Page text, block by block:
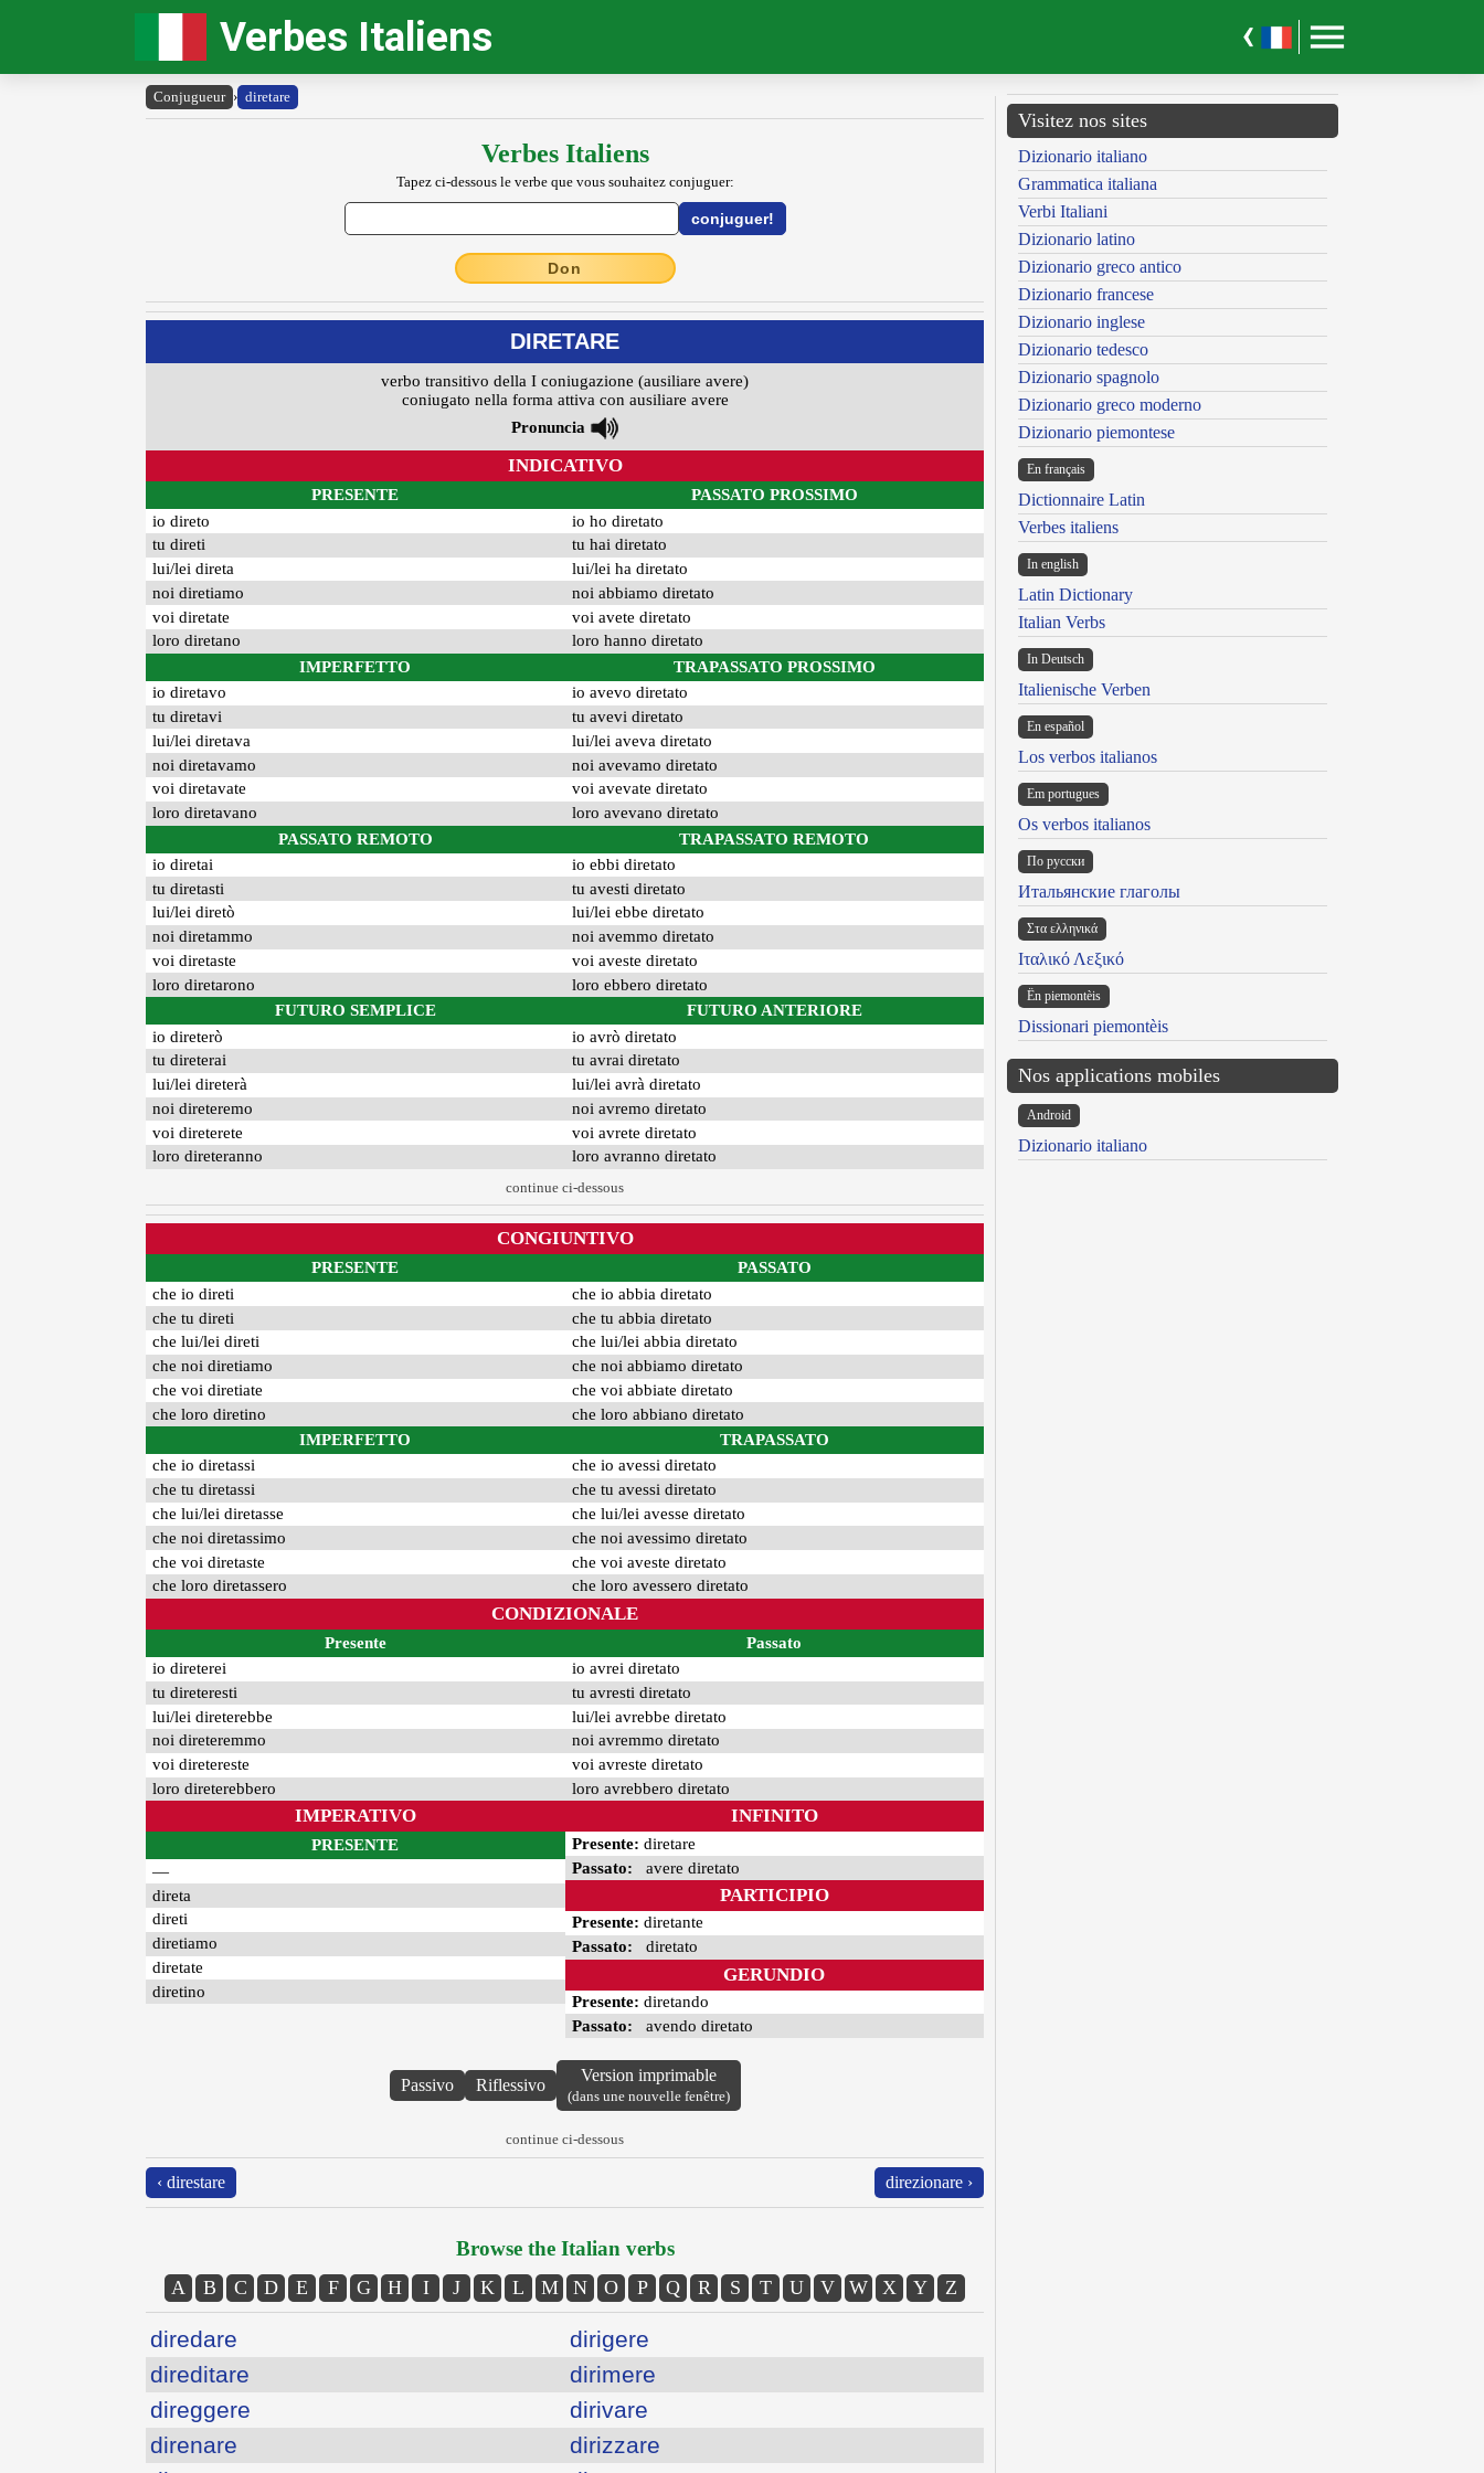
Verbes Italiens
Conjugueur › diretare
Verbes Italiens
Tapez ci-dessous le verbe que vous souhaitez conjuguer:
Don
DIRETARE
verbo transitivo della I coniugazione (ausiliare avere)
coniugato nella forma attiva con ausiliare avere
Pronuncia
INDICATIVO
PRESENTE
io direto
tu direti
lui/lei direta
noi diretiamo
voi diretate
loro diretano
IMPERFETTO
io diretavo
tu diretavi
lui/lei diretava
noi diretavamo
voi diretavate
loro diretavano
PASSATO REMOTO
io diretai
tu diretasti
lui/lei diretò
noi diretammo
voi diretaste
loro diretarono
FUTURO SEMPLICE
io direterò
tu direterai
lui/lei direterà
noi direteremo
voi direterete
loro direteranno
PASSATO PROSSIMO
io ho diretato
tu hai diretato
lui/lei ha diretato
noi abbiamo diretato
voi avete diretato
loro hanno diretato
TRAPASSATO PROSSIMO
io avevo diretato
tu avevi diretato
lui/lei aveva diretato
noi avevamo diretato
voi avevate diretato
loro avevano diretato
TRAPASSATO REMOTO
io ebbi diretato
tu avesti diretato
lui/lei ebbe diretato
noi avemmo diretato
voi aveste diretato
loro ebbero diretato
FUTURO ANTERIORE
io avrò diretato
tu avrai diretato
lui/lei avrà diretato
noi avremo diretato
voi avrete diretato
loro avranno diretato
continue ci-dessous
CONGIUNTIVO
PRESENTE
che io direti
che tu direti
che lui/lei direti
che noi diretiamo
che voi diretiate
che loro diretino
IMPERFETTO
che io diretassi
che tu diretassi
che lui/lei diretasse
che noi diretassimo
che voi diretaste
che loro diretassero
PASSATO
che io abbia diretato
che tu abbia diretato
che lui/lei abbia diretato
che noi abbiamo diretato
che voi abbiate diretato
che loro abbiano diretato
TRAPASSATO
che io avessi diretato
che tu avessi diretato
che lui/lei avesse diretato
che noi avessimo diretato
che voi aveste diretato
che loro avessero diretato
CONDIZIONALE
Presente
io direterei
tu direteresti
lui/lei direterebbe
noi direteremmo
voi diretereste
loro direterebbero
Passato
io avrei diretato
tu avresti diretato
lui/lei avrebbe diretato
noi avremmo diretato
voi avreste diretato
loro avrebbero diretato
IMPERATIVO
PRESENTE
—
direta
direti
diretiamo
diretate
diretino
INFINITO
Presente: diretare
Passato: avere diretato
PARTICIPIO
Presente: diretante
Passato: diretato
GERUNDIO
Presente: diretando
Passato: avendo diretato
Passivo Riflessivo
Version imprimable
(dans une nouvelle fenêtre)
continue ci-dessous
‹ direstare direzionare ›
Browse the Italian verbs
A B C D E F G H I J K L M N O P Q R S T U V W X Y Z
diredare
direditare
direggere
direnare
dirigere
dirimere
dirivare
dirizzare
Visitez nos sites
Dizionario italiano
Grammatica italiana
Verbi Italiani
Dizionario latino
Dizionario greco antico
Dizionario francese
Dizionario inglese
Dizionario tedesco
Dizionario spagnolo
Dizionario greco moderno
Dizionario piemontese
En français
Dictionnaire Latin
Verbes italiens
In english
Latin Dictionary
Italian Verbs
In Deutsch
Italienische Verben
En español
Los verbos italianos
Em portugues
Os verbos italianos
По русски
Итальянские глаголы
Στα ελληνικά
Ιταλικό Λεξικό
Ën piemontèis
Dissionari piemontèis
Nos applications mobiles
Android
Dizionario italiano